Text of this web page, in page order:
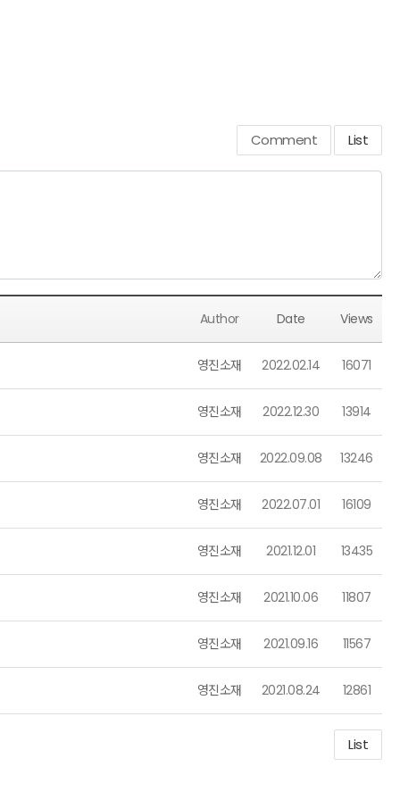
Comment List
Author Date Views
영진소재 2022.02.14 16071
영진소재 2022.12.30 13914
영진소재 2022.09.08 13246
영진소재 2022.07.01 16109
영진소재 2021.12.01 13435
영진소재 2021.10.06 11807
영진소재 2021.09.16 11567
영진소재 2021.08.24 12861
List